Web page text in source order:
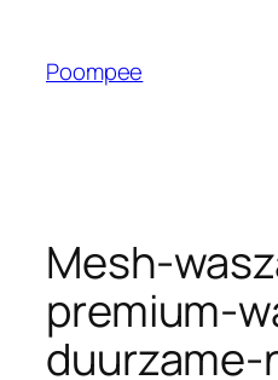
Poompee
Mesh-
premium-